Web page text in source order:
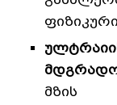
მზის